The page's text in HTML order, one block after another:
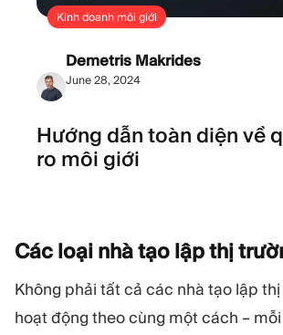
Kinh doanh môi giới
Demetris Makrides
June 28, 2024
Hướng dẫn toàn diện về
ro môi giới
Các loại nhà tạo lập thị
Không phải tất cả các nhà tạo lập
hoạt động theo cùng một cách –